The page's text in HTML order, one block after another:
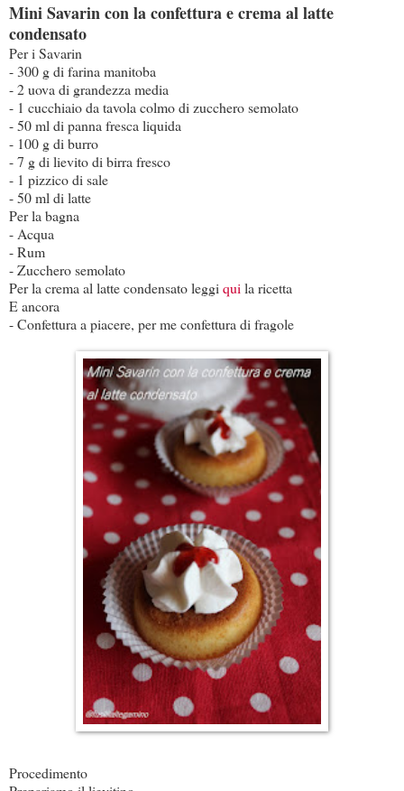
Mini Savarin con la confettura e crema al latte
condensato
Per i Savarin
- 300 g di farina manitoba
- 2 uova di grandezza media
- 1 cucchiaio da tavola colmo di zucchero semolato
- 50 ml di panna fresca liquida
- 100 g di burro
- 7 g di lievito di birra fresco
- 1 pizzico di sale
- 50 ml di latte
Per la bagna
- Acqua
- Rum
- Zucchero semolato
Per la crema al latte condensato leggi qui la ricetta
E ancora
- Confettura a piacere, per me confettura di fragole
Procedimento